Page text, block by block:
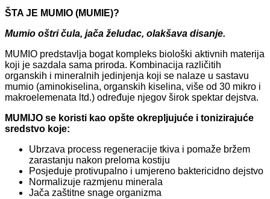
ŠTA JE MUMIO (MUMIE)?
Mumio oštri čula, jača želudac, olakšava disanje.
MUMIO predstavlja bogat kompleks biološki aktivnih materija
koji je sazdala sama priroda. Kombinacija različitih
organskih i mineralnih jedinjenja koji se nalaze u sastavu
mumio (aminokiselina, organskih kiselina, više od 30 mikro i
makroelemenata ltd.) određuje njegov širok spektar dejstva.
MUMIJO se koristi kao opšte okrepljujuće i tonizirajuće
sredstvo koje:
Ubrzava process regeneracije tkiva i pomaže bržem
zarastanju nakon preloma kostiju
Posjeduje protivupalno i umjereno baktericidno dejstvo
Normalizuje razmjenu minerala
Jača zaštitne snage organizma